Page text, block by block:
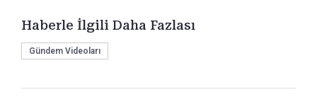
Haberle İlgili Daha Fazlası
Gündem Videoları